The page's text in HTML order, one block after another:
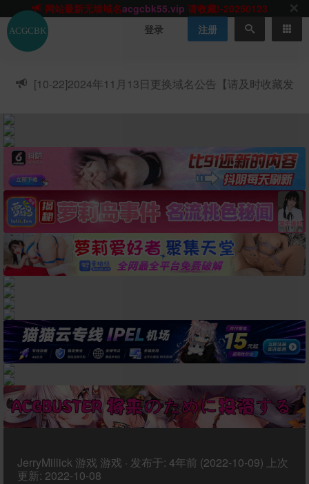
网站TG群聊t.me/acgbuster请收藏!
ACGCBK官方App
点击下载 永不迷路！
网站最新无墙域名
请收藏!-20250123
ACGCBK官方App 点击下载永不迷路！
网站最新无墙域名
网站永久主站域名
acgcbk.vip
ACGCBK官方App
点击下载
永不迷路！
网站最新无墙域名 acgcbk55.vip 请收藏!-20250123
登录 注册
[10-22]2024年11月13日更换域名公告【请及时收藏发
JerryMillick游戏 游戏 · 发布于: 4年前 (2022-10-09) 上次
更新: 2022-10-08